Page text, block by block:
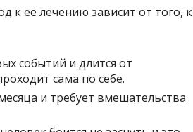
к её лечению зависит от того, к
событий и длится от
сама по себе.
и требует вмешательства